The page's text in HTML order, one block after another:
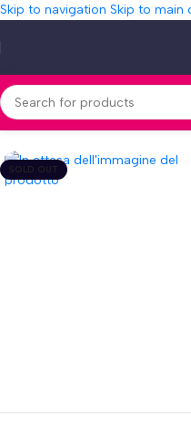
Skip to navigation Skip to main
Home»Shop»PARK&FARM –
SOLD OUT
Black Friday di